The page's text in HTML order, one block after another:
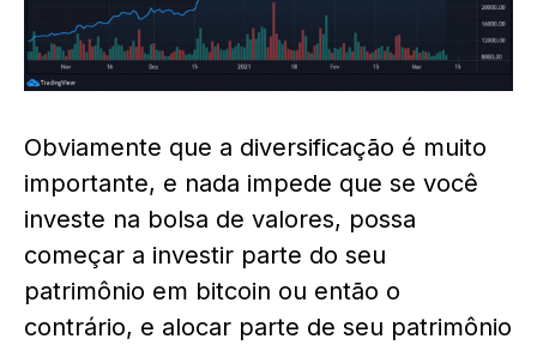
Obviamente que a diversificação é muito
importante, e nada impede que se você
investe na bolsa de valores, possa
começar a investir parte do seu
patrimônio em bitcoin ou então o
contrário, e alocar parte de seu patrimônio